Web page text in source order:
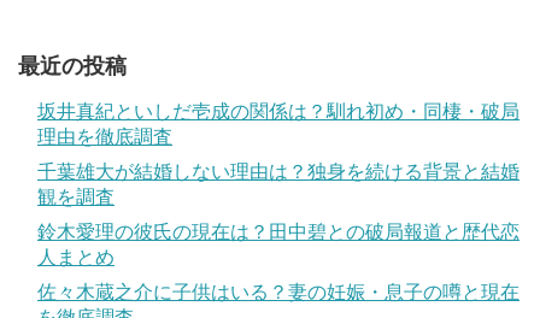
最近の投稿
坂井真紀といしだ壱成の関係は？馴れ初め・同棲・破局
理由を徹底調査
千葉雄大が結婚しない理由は？独身を続ける背景と結婚
観を調査
鈴木愛理の彼氏の現在は？田中碧との破局報道と歴代恋
人まとめ
佐々木蔵之介に子供はいる？妻の妊娠・息子の噂と現在